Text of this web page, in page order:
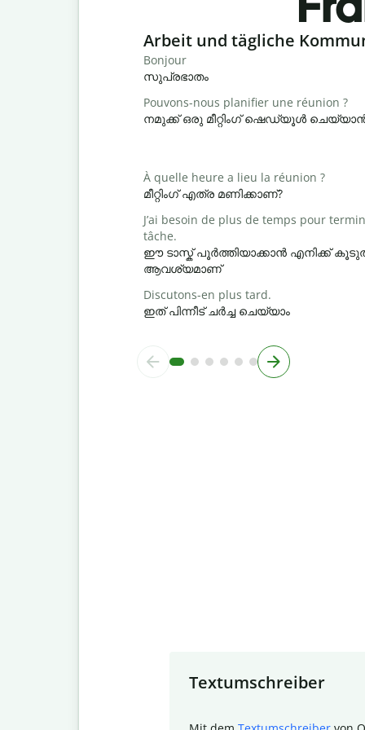
Slide 1 of 6
Arbeit und tägliche
Bonjour
സുപ്രഭാതം
Pouvons-nous planifier une réunion ?
നമുക്ക് ഒരു മീറ്റിംഗ് ഷെഡ്യൂൾ
À quelle heure a lieu la réunion ?
മീറ്റിംഗ് എത്ര മണിക്കാണ്?
J’ai besoin de plus de temps pour
tâche.
ഈ ടാസ്ക് പൂർത്തിയാക്കാൻ എനിക്ക്
ആവശ്യമാണ്
Discutons-en plus tard.
ഇത് പിന്നീട് ചർച്ച ചെയ്യാം
Textumschreiber